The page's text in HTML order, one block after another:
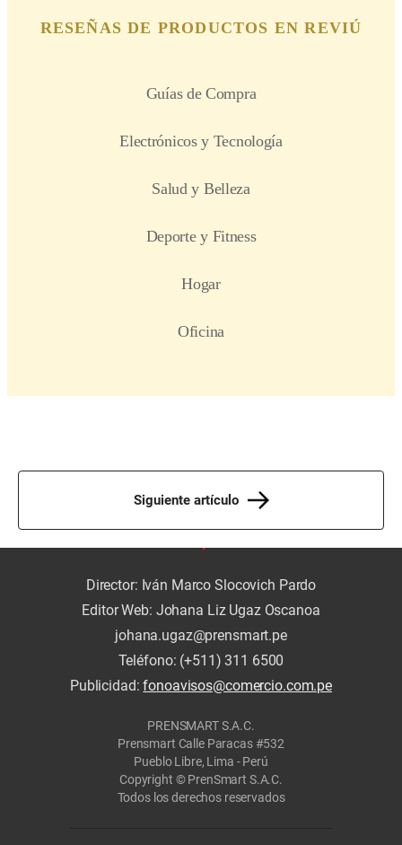
Siguiente artículo
Director: Iván Marco Slocovich Pardo
Editor Web: Johana Liz Ugaz Oscanoa
johana.ugaz@prensmart.pe
Teléfono: (+511) 311 6500
Publicidad:fonoavisos@comercio.com.pe
PRENSMART S.A.C.
Prensmart Calle Paracas #532
Pueblo Libre, Lima - Perú
Copyright © PrenSmart S.A.C.
Todos los derechos reservados